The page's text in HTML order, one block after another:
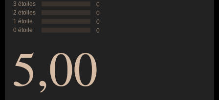
3 étoiles
0
2 étoiles
0
1 étoile
0
0 étoile
0
5,00